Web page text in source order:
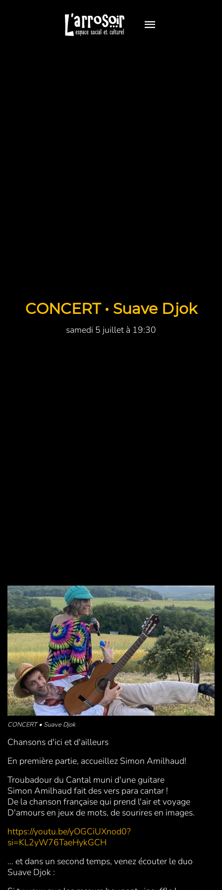
CONCERT • Suave Djok
samedi 5 juillet à 19:30
CONCERT • Suave Djok
Chansons d'ici et d'ailleurs
En première partie, accueillez Simon Amilhaud!
Troubadour du Cantal muni d'une guitare
Simon Amilhaud fait des vers para cantar !
De la chanson française qui prend l'air et voyage
D'amours en jeux de mots, de sourires en images.
https://youtu.be/yOGCiUXnod0?
si=KL2yW76TaeHykGCH
... et dans un second temps, venez écouter le duo
Suave Djok :